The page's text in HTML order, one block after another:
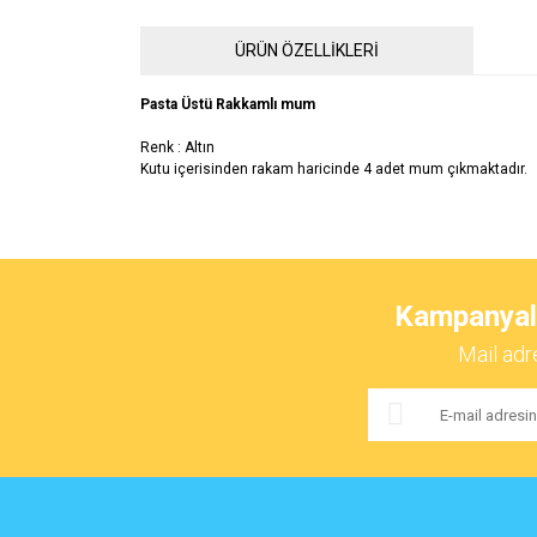
ÜRÜN ÖZELLİKLERİ
Pasta Üstü Rakkamlı mum
Renk : Altın
Kutu içerisinden rakam haricinde 4 adet mum çıkmaktadır.
Ürün resmi kalitesiz, bozuk veya görüntülenemiyor.
Mail